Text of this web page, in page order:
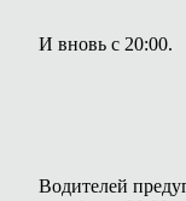
И вновь с 20:00.
Водителей